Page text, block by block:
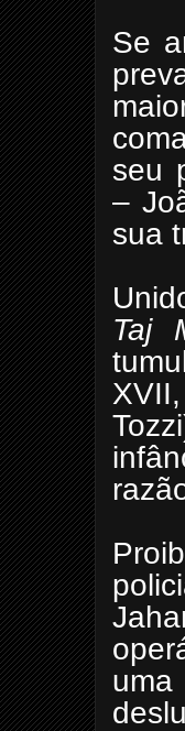
Se
seu
–
sua
Taj
XVII,